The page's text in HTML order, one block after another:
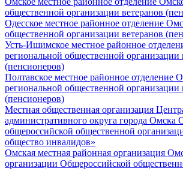
общественной организации ветеранов
Одесское местное районное отделение
общественной организации ветеранов
Усть-Ишимское местное районное
региональной общественной организации
(пенсионеров)
Полтавское местное районное отделение
региональной общественной организации
(пенсионеров)
Местная общественная организация
административного округа города Омска
общероссийской общественной
общество инвалидов»
Омская местная районная организация
организации Общероссийской